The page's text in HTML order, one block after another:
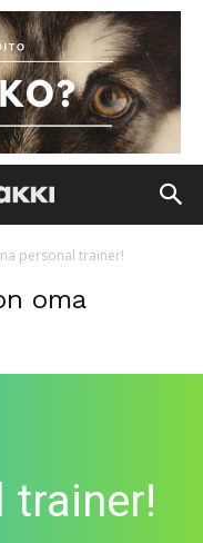
personal trainer!
oma
trainer!